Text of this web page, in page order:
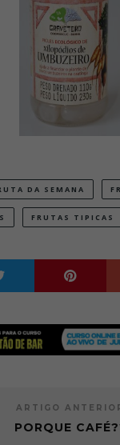
DA SEMANA
FRUTAS TIPICAS
ARTIGO
PORQUE